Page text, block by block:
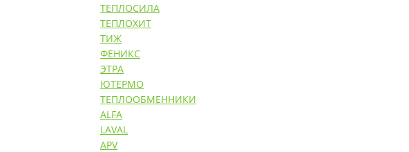
ТЕПЛОСИЛА
ТЕПЛОХИТ
ТИЖ
ФЕНИКС
ЭТРА
ЮТЕРМО
ТЕПЛООБМЕННИКИ
ALFA
LAVAL
APV